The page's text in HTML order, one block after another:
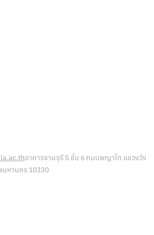
อาคารจามจุรี 5 ชั้น 6 ถนนพญาไท แขวงวัง
มหานคร 10330